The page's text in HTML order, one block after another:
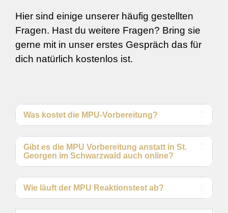
Hier sind einige unserer häufig gestellten
Fragen. Hast du weitere Fragen? Bring sie
gerne mit in unser erstes Gespräch das für
dich natürlich kostenlos ist.
Was kostet die MPU-Vorbereitung?
Gibt es die MPU Vorbereitung anstatt in St.
Georgen im Schwarzwald auch online?
Wie läuft der MPU Reaktionstest ab?